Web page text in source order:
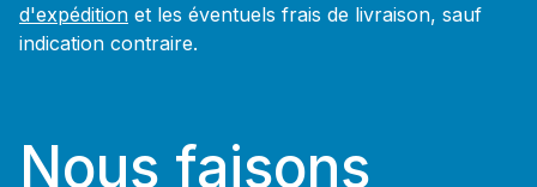
d'expédition et les éventuels frais de livraison, sauf
indication contraire.
Nous faisons